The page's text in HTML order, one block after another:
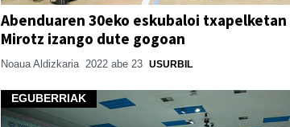
Abenduaren 30eko eskubaloi txapelketan
Mirotz izango dute gogoan
Noaua Aldizkaria 2022 abe 23 USURBIL
EGUBERRIAK